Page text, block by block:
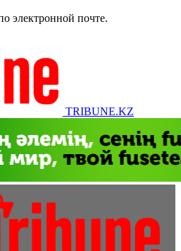
электронной почте.
TRIBUNE.KZ